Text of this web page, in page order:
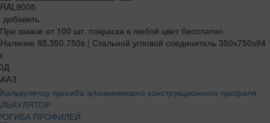
RAL9005
добавить
При заказе от 100 шт. покраска в любой цвет бесплатно.
ПРОФИЛЕЙ